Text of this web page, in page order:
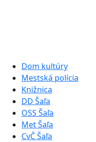
Dom kultúry
Mestská polícia
Knižnica
DD Šaľa
OSS Šaľa
Met Šaľa
CvČ Šaľa